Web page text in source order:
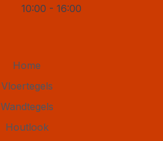
10:00 - 16:00
Home
Vloertegels
Wandtegels
Houtlook